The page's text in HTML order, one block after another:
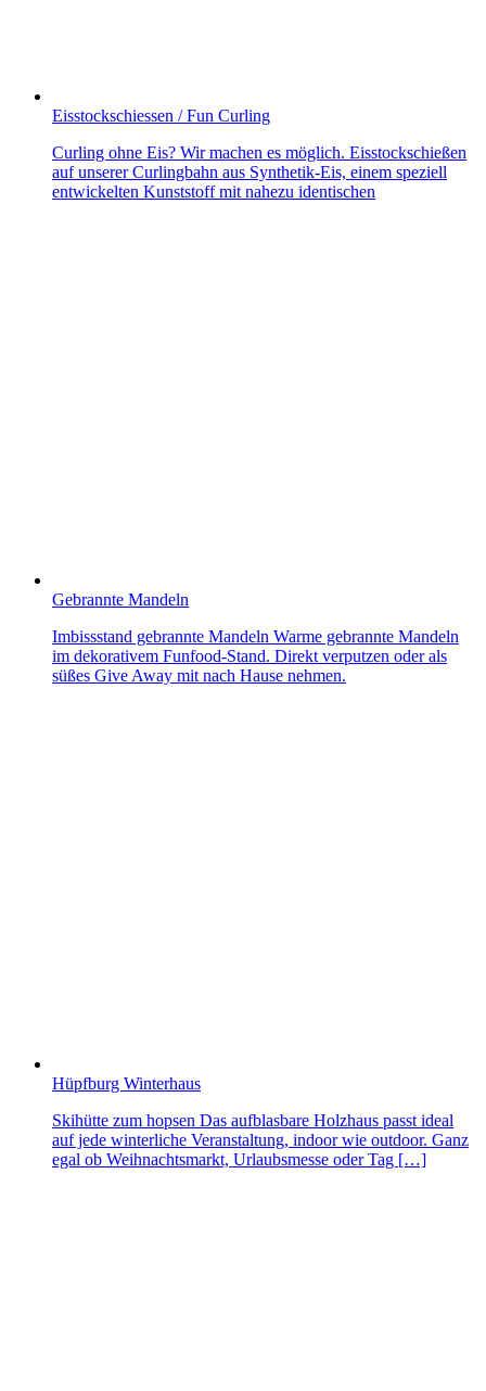
Eisstockschiessen / Fun Curling
Curling ohne Eis? Wir machen es möglich. Eisstockschießen
auf unserer Curlingbahn aus Synthetik-Eis, einem speziell
entwickelten Kunststoff mit nahezu identischen
Gebrannte Mandeln
Imbissstand gebrannte Mandeln Warme gebrannte Mandeln
im dekorativem Funfood-Stand. Direkt verputzen oder als
süßes Give Away mit nach Hause nehmen.
Hüpfburg Winterhaus
Skihütte zum hopsen Das aufblasbare Holzhaus passt ideal
auf jede winterliche Veranstaltung, indoor wie outdoor. Ganz
egal ob Weihnachtsmarkt, Urlaubsmesse oder Tag […]